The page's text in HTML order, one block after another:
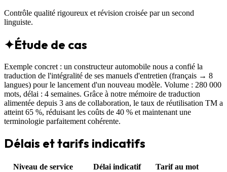
Contrôle qualité rigoureux et révision croisée par un second
linguiste.
✦Étude de cas
Exemple concret : un constructeur automobile nous a confié la
traduction de l'intégralité de ses manuels d'entretien (français → 8
langues) pour le lancement d'un nouveau modèle. Volume : 280 000
mots, délai : 4 semaines. Grâce à notre mémoire de traduction
alimentée depuis 3 ans de collaboration, le taux de réutilisation TM a
atteint 65 %, réduisant les coûts de 40 % et maintenant une
terminologie parfaitement cohérente.
Délais et tarifs indicatifs
Niveau de service Délai indicatif Tarif au mot